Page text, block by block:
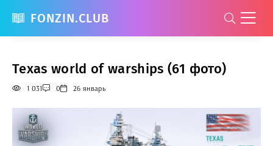
FONZIN.CLUB
Texas world of warships (61 фото)
1 031 0 26 январь